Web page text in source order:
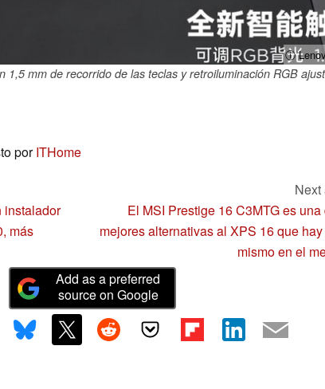
ⓘ
1,5 mm de recorrido de las teclas y retroiluminación RGB
porITHome
instalador
más
Next
El MSI Prestige 16 C3MTG es
mejores alternativas al XPS 16 que
mismo en el
Add as a preferred
source on Google